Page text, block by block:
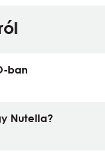
ban
Nutella?